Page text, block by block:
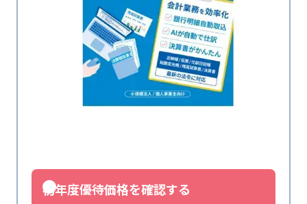
初年度優待価格を確認する